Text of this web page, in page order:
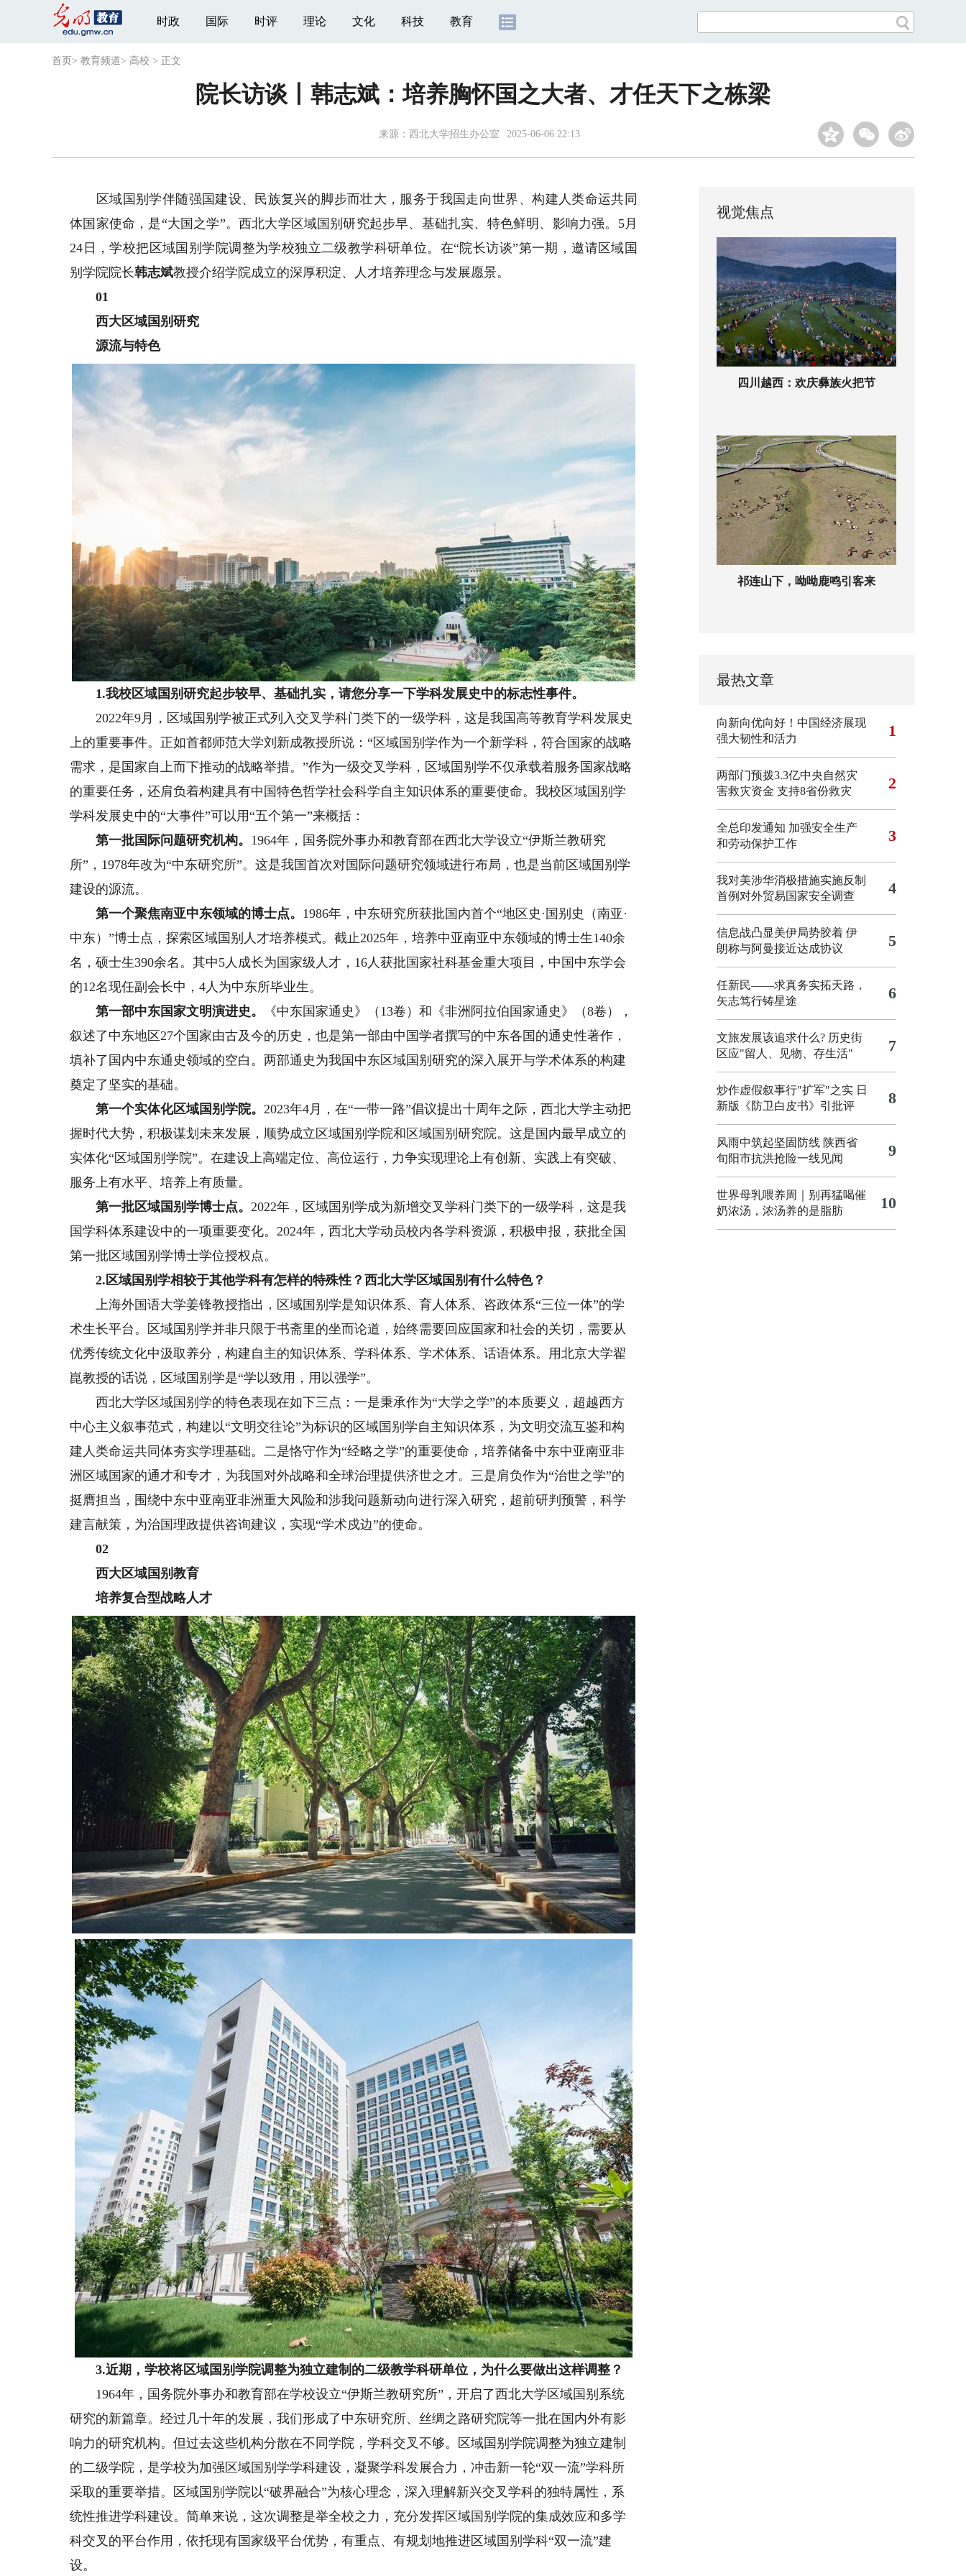
时政 国际 时评 理论 文化 科技 教育
首页 > 教育频道> 高校 > 正文
院长访谈丨韩志斌：培养胸怀国之大者、才任天下之栋梁
来源： 西北大学招生办公室 2025-06-06 22:13
区域国别学伴随强国建设、民族复兴的脚步而壮大，服务于我国走向世界、构建人类命运共同
体国家使命，是“大国之学”。西北大学区域国别研究起步早、基础扎实、特色鲜明、影响力强。5月
24日，学校把区域国别学院调整为学校独立二级教学科研单位。在“院长访谈”第一期，邀请区域国
别学院院长韩志斌教授介绍学院成立的深厚积淀、人才培养理念与发展愿景。
01
西大区域国别研究
源流与特色
1.我校区域国别研究起步较早、基础扎实，请您分享一下学科发展史中的标志性事件。
2022年9月，区域国别学被正式列入交叉学科门类下的一级学科，这是我国高等教育学科发展史
上的重要事件。正如首都师范大学刘新成教授所说：“区域国别学作为一个新学科，符合国家的战略
需求，是国家自上而下推动的战略举措。”作为一级交叉学科，区域国别学不仅承载着服务国家战略
的重要任务，还肩负着构建具有中国特色哲学社会科学自主知识体系的重要使命。我校区域国别学
学科发展史中的“大事件”可以用“五个第一”来概括：
第一批国际问题研究机构。 1964年，国务院外事办和教育部在西北大学设立“伊斯兰教研究
所”，1978年改为“中东研究所”。这是我国首次对国际问题研究领域进行布局，也是当前区域国别学
建设的源流。
第一个聚焦南亚中东领域的博士点。 1986年，中东研究所获批国内首个“地区史·国别史（南亚·
中东）”博士点，探索区域国别人才培养模式。截止2025年，培养中亚南亚中东领域的博士生140余
名，硕士生390余名。其中5人成长为国家级人才，16人获批国家社科基金重大项目，中国中东学会
的12名现任副会长中，4人为中东所毕业生。
第一部中东国家文明演进史。
《中东国家通史》（13卷）和《非洲阿拉伯国家通史》（8卷），
叙述了中东地区27个国家由古及今的历史，也是第一部由中国学者撰写的中东各国的通史性著作，
填补了国内中东通史领域的空白。两部通史为我国中东区域国别研究的深入展开与学术体系的构建
奠定了坚实的基础。
第一个实体化区域国别学院。2023年4月，在“一带一路”倡议提出十周年之际，西北大学主动把
握时代大势，积极谋划未来发展，顺势成立区域国别学院和区域国别研究院。这是国内最早成立的
实体化“区域国别学院”。在建设上高端定位、高位运行，力争实现理论上有创新、实践上有突破、
服务上有水平、培养上有质量。
第一批区域国别学博士点。2022年，区域国别学成为新增交叉学科门类下的一级学科，这是我
国学科体系建设中的一项重要变化。2024年，西北大学动员校内各学科资源，积极申报，获批全国
第一批区域国别学博士学位授权点。
2.区域国别学相较于其他学科有怎样的特殊性？西北大学区域国别有什么特色？
上海外国语大学姜锋教授指出，区域国别学是知识体系、育人体系、咨政体系“三位一体”的学
术生长平台。区域国别学并非只限于书斋里的坐而论道，始终需要回应国家和社会的关切，需要从
优秀传统文化中汲取养分，构建自主的知识体系、学科体系、学术体系、话语体系。用北京大学翟
崑教授的话说，区域国别学是“学以致用，用以强学”。
西北大学区域国别学的特色表现在如下三点：一是秉承作为“大学之学”的本质要义，超越西方
中心主义叙事范式，构建以“文明交往论”为标识的区域国别学自主知识体系，为文明交流互鉴和构
建人类命运共同体夯实学理基础。二是恪守作为“经略之学”的重要使命，培养储备中东中亚南亚非
洲区域国家的通才和专才，为我国对外战略和全球治理提供济世之才。三是肩负作为“治世之学”的
挺膺担当，围绕中东中亚南亚非洲重大风险和涉我问题新动向进行深入研究，超前研判预警，科学
建言献策，为治国理政提供咨询建议，实现“学术戍边”的使命。
02
西大区域国别教育
培养复合型战略人才
3.近期，学校将区域国别学院调整为独立建制的二级教学科研单位，为什么要做出这样调整？
1964年，国务院外事办和教育部在学校设立“伊斯兰教研究所”，开启了西北大学区域国别系统
研究的新篇章。经过几十年的发展，我们形成了中东研究所、丝绸之路研究院等一批在国内外有影
响力的研究机构。但过去这些机构分散在不同学院，学科交叉不够。区域国别学院调整为独立建制
的二级学院，是学校为加强区域国别学学科建设，凝聚学科发展合力，冲击新一轮“双一流”学科所
采取的重要举措。区域国别学院以“破界融合”为核心理念，深入理解新兴交叉学科的独特属性，系
统性推进学科建设。简单来说，这次调整是举全校之力，充分发挥区域国别学院的集成效应和多学
科交叉的平台作用，依托现有国家级平台优势，有重点、有规划地推进区域国别学科“双一流”建
设。
视觉焦点
四川越西：欢庆彝族火把节
祁连山下，呦呦鹿鸣引客来
最热文章
向新向优向好！中国经济展现
强大韧性和活力
1
两部门预拨3.3亿中央自然灾
害救灾资金 支持8省份救灾
2
全总印发通知 加强安全生产
和劳动保护工作
3
我对美涉华消极措施实施反制
首例对外贸易国家安全调查
4
信息战凸显美伊局势胶着 伊
朗称与阿曼接近达成协议
5
任新民——求真务实拓天路，
矢志笃行铸星途
6
文旅发展该追求什么? 历史街
区应"留人、见物、存生活"
7
炒作虚假叙事行"扩军"之实 日
新版《防卫白皮书》引批评
8
风雨中筑起坚固防线 陕西省
旬阳市抗洪抢险一线见闻
9
世界母乳喂养周｜别再猛喝催
奶浓汤，浓汤养的是脂肪
10